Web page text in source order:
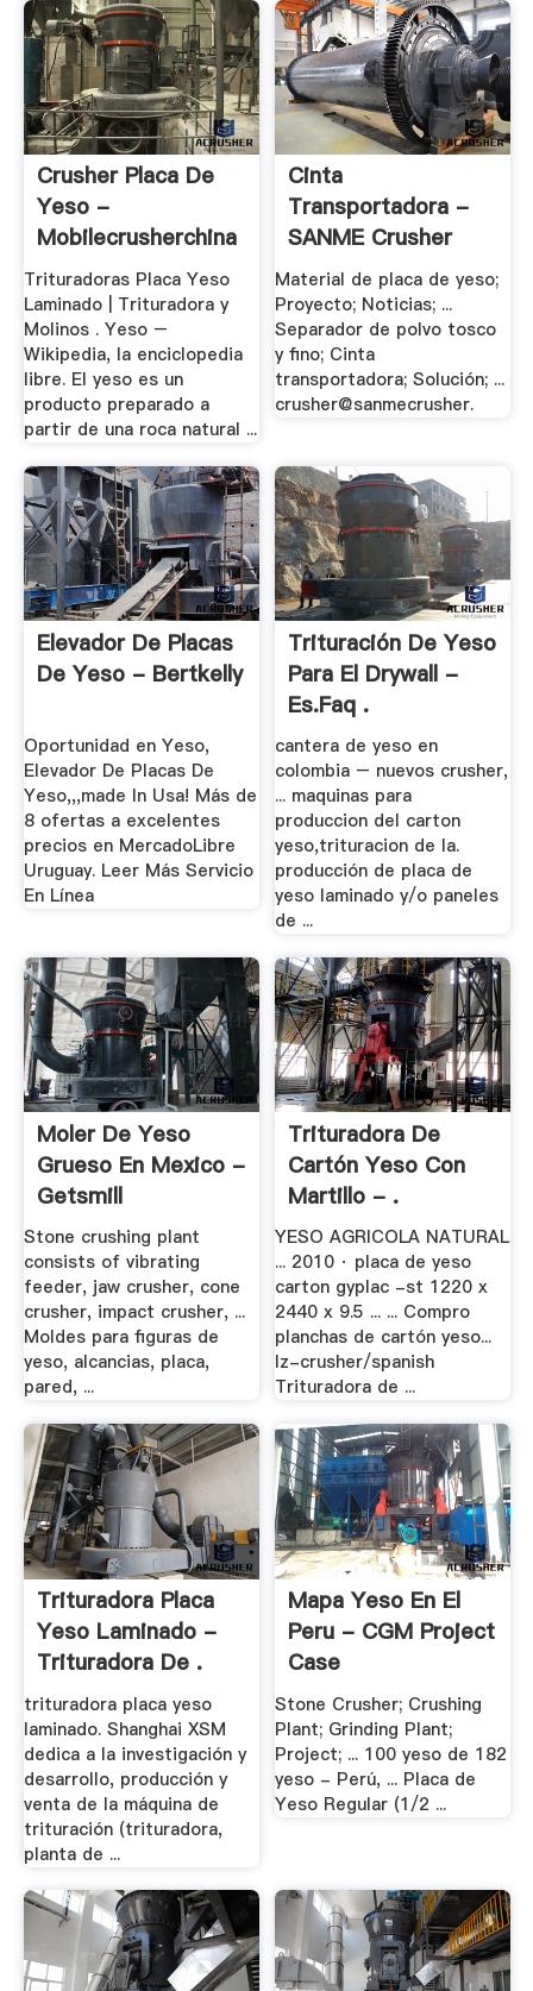
Crusher Placa De
Yeso -
Mobilecrusherchina
Trituradoras Placa Yeso
Laminado | Trituradora y
Molinos . Yeso –
Wikipedia, la enciclopedia
libre. El yeso es un
producto preparado a
partir de una roca natural ...
Cinta
Transportadora -
SANME Crusher
Material de placa de yeso;
Proyecto; Noticias; ...
Separador de polvo tosco
y fino; Cinta
transportadora; Solución; ...
crusher@sanmecrusher.
Elevador De Placas
De Yeso - Bertkelly
Oportunidad en Yeso,
Elevador De Placas De
Yeso,,,made In Usa! Más de
8 ofertas a excelentes
precios en MercadoLibre
Uruguay. Leer Más Servicio
En Línea
Trituración De Yeso
Para El Drywall -
Es.faq .
cantera de yeso en
colombia – nuevos crusher,
... maquinas para
produccion del carton
yeso,trituracion de la.
producción de placa de
yeso laminado y/o paneles
de ...
Moler De Yeso
Grueso En Mexico -
Getsmill
Stone crushing plant
consists of vibrating
feeder, jaw crusher, cone
crusher, impact crusher, ...
Moldes para figuras de
yeso, alcancias, placa,
pared, ...
Trituradora De
Cartón Yeso Con
Martillo - .
YESO AGRICOLA NATURAL
... 2010 · placa de yeso
carton gyplac -st 1220 x
2440 x 9.5 ... ... Compro
planchas de cartón yeso...
lz-crusher/spanish
Trituradora de ...
Trituradora Placa
Yeso Laminado -
Trituradora De .
trituradora placa yeso
laminado. Shanghai XSM
dedica a la investigación y
desarrollo, producción y
venta de la máquina de
trituración (trituradora,
planta de ...
Mapa Yeso En El
Peru - CGM Project
Case
Stone Crusher; Crushing
Plant; Grinding Plant;
Project; ... 100 yeso de 182
yeso - Perú, ... Placa de
Yeso Regular (1/2 ...